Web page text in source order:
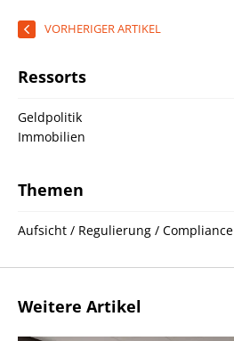
VORHERIGER ARTIKEL
Ressorts
Geldpolitik
Immobilien
Themen
Aufsicht / Regulierung / Compliance
Weitere Artikel